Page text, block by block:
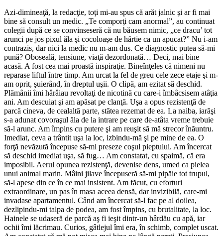
Azi-dimineaţă, la redacţie, toţi mi-au spus că arăt jalnic şi ar fi mai
bine să consult un medic. „Te comporţi cam anormal”, au continuat
colegii după ce se convin­seseră că nu băusem nimic, „ce dracu’ tot
arunci pe jos pixul ăla şi cocoloaşe de hârtie ca un apucat?” Nu i-am
contrazis, dar nici la medic nu m-am dus. Ce diagnostic putea să-mi
pună? Oboseală, tensiune, viaţă dezor­donată… Deci, mai bine
acasă. A fost cea mai proastă inspiraţie. Bineînţeles că nimeni nu
reparase liftul între timp. Am urcat la fel de greu cele zece etaje şi m-
am oprit, şuierând, în dreptul uşii. O clipă, am ezitat să deschid.
Plămânii îmi hârâiau revoltaţi de nicotină cu care-i îmbâcsisem atâţia
ani. Am descuiat şi am apăsat pe clanţă. Uşa a opus rezistenţă de
parcă cineva, de cealaltă parte, stătea rezemat de ea. La naiba, iarăşi
s-a adunat covoraşul ăla de la intrare pe care de-atâta vreme trebuie
să-l arunc. Am împins cu putere şi am reuşit să mă strecor înăuntru.
Imediat, ceva a trântit uşa la loc, izbindu-mă şi pe mine de ea. O
forţă nevăzută începuse să-mi preseze coşul pieptului. Am încercat
să deschid imediat uşa, să fug… Am constatat, cu spaimă, că era
imposibil. Aerul opunea rezistenţă, devenise dens, umed ca pielea
unui animal marin. Mâini jilave începuseră să-mi pipăie tot trupul,
să-l apese din ce în ce mai insistent. Am făcut, cu eforturi
extraordinare, un pas în masa aceea densă, dar invizibilă, care-mi
invadase apartamentul. Când am încercat să-l fac pe al doilea,
dezlipindu-mi talpa de podea, am fost împins, cu brutalitate, la loc.
Hainele se udaseră de parcă aş fi ieşit dintr-un hârdău cu apă, iar
ochii îmi lăcrimau. Curios, gâtlejul îmi era, în schimb, complet uscat.